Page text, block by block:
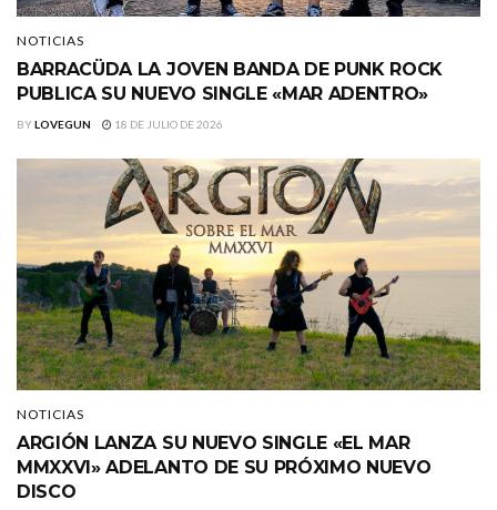
NOTICIAS
BARRACÜDA LA JOVEN BANDA DE PUNK ROCK
PUBLICA SU NUEVO SINGLE «MAR ADENTRO»
BYLOVEGUN 18 DE JULIO DE 2026
NOTICIAS
ARGIÓN LANZA SU NUEVO SINGLE «EL MAR
MMXXVI» ADELANTO DE SU PRÓXIMO NUEVO
DISCO